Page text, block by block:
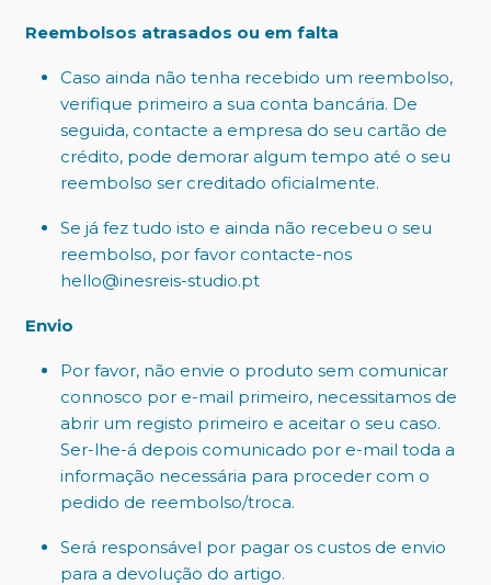
Reembolsos atrasados ou em falta
Caso ainda não tenha recebido um reembolso,
verifique primeiro a sua conta bancária. De
seguida, contacte a empresa do seu cartão de
crédito, pode demorar algum tempo até o seu
reembolso ser creditado oficialmente.
Se já fez tudo isto e ainda não recebeu o seu
reembolso, por favor contacte-nos
hello@inesreis-studio.pt
Envio
Por favor, não envie o produto sem comunicar
connosco por e-mail primeiro, necessitamos de
abrir um registo primeiro e aceitar o seu caso.
Ser-lhe-á depois comunicado por e-mail toda a
informação necessária para proceder com o
pedido de reembolso/troca.
Será responsável por pagar os custos de envio
para a devolução do artigo.